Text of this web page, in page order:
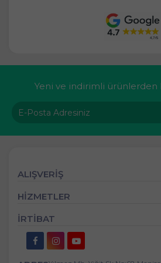
Yeni ve indirimli ürünlerden
ALIŞVERİŞ
HİZMETLER
İRTİBAT